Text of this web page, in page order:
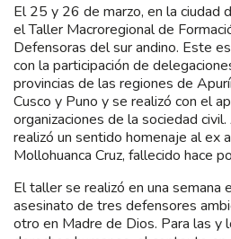
El 25 y 26 de marzo, en la ciudad
el Taller Macroregional de
Defensoras del sur andino. Este
con la participación de
provincias de las regiones de
Cusco y Puno y se realizó con el
organizaciones de la sociedad
realizó un sentido homenaje al ex
Mollohuanca Cruz, fallecido hace
El taller se realizó en una semana
asesinato de tres defensores
otro en Madre de Dios. Para las y